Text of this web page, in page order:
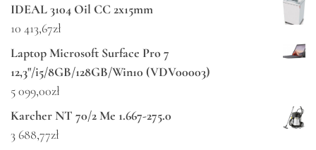
IDEAL 3104 Oil CC 2x15mm
10 413,67zł
Laptop Microsoft Surface Pro 7
12,3"/i5/8GB/128GB/Win10 (VDV00003)
5 099,00zł
Karcher NT 70/2 Me 1.667-275.0
3 688,77zł